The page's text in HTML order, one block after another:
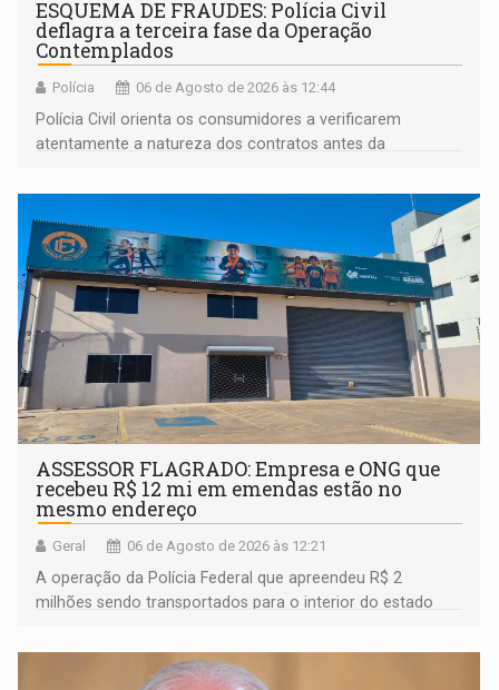
ESQUEMA DE FRAUDES: Polícia Civil
deflagra a terceira fase da Operação
Contemplados
Polícia 06 de Agosto de 2026 às 12:44
Polícia Civil orienta os consumidores a verificarem
atentamente a natureza dos contratos antes da
ASSESSOR FLAGRADO: Empresa e ONG que
recebeu R$ 12 mi em emendas estão no
mesmo endereço
Geral 06 de Agosto de 2026 às 12:21
A operação da Polícia Federal que apreendeu R$ 2
milhões sendo transportados para o interior do estado
ligação do suspeito com um deputado federal do União
Brasil por Rondônia